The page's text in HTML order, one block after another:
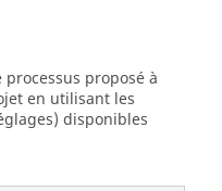
proposé à
en utilisant les
disponibles